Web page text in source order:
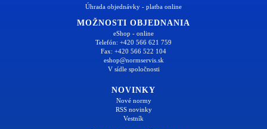
Úhrada objednávky - platba online
MOŽNOSTI OBJEDNANIA
eShop - online
Telefón: +420 566 621 759
Fax: +420 566 522 104
eshop@normservis.sk
V sídle spoločnosti
NOVINKY
Nové normy
RSS novinky
Vestník